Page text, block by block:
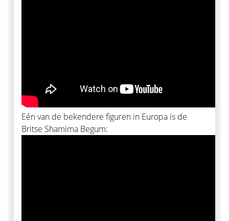
Eén van de bekendere figuren in Europa is de
Britse Shamima Begum: